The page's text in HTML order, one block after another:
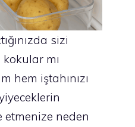
sizi
mı
hem iştahınızı
neden